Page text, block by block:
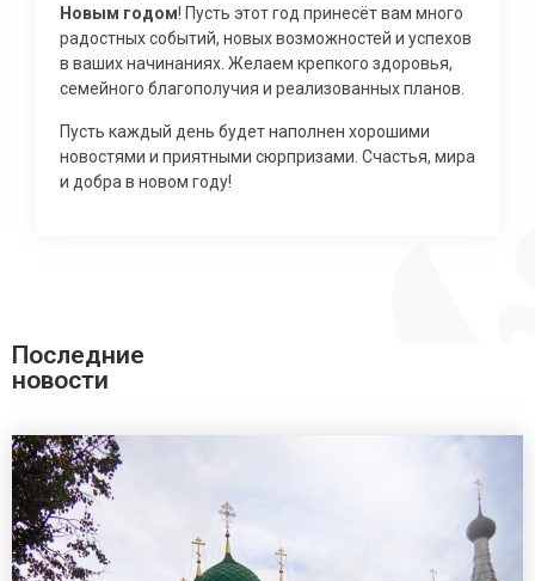
Новым годом! Пусть этот год принесёт вам много
радостных событий, новых возможностей и успехов
в ваших начинаниях. Желаем крепкого здоровья,
семейного благополучия и реализованных планов.
Пусть каждый день будет наполнен хорошими
новостями и приятными сюрпризами. Счастья, мира
и добра в новом году!
Последние
новости